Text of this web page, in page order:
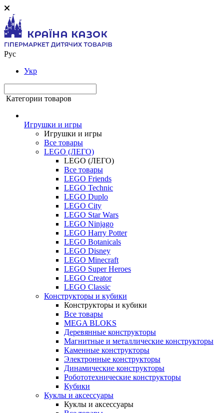
Рус
Укр
Категории товаров
Игрушки и игры
Игрушки и игры
Все товары
LEGO (ЛЕГО)
LEGO (ЛЕГО)
Все товары
LEGO Friends
LEGO Technic
LEGO Duplo
LEGO City
LEGO Star Wars
LEGO Ninjago
LEGO Harry Potter
LEGO Botanicals
LEGO Disney
LEGO Minecraft
LEGO Super Heroes
LEGO Creator
LEGO Classic
Конструкторы и кубики
Конструкторы и кубики
Все товары
MEGA BLOKS
Деревянные конструкторы
Магнитные и металлические конструкторы
Каменные конструкторы
Электронные конструкторы
Динамические конструкторы
Робототехнические конструкторы
Кубики
Куклы и аксессуары
Куклы и аксессуары